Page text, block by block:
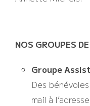
NOS GROUPES
Groupe
Des
mail à